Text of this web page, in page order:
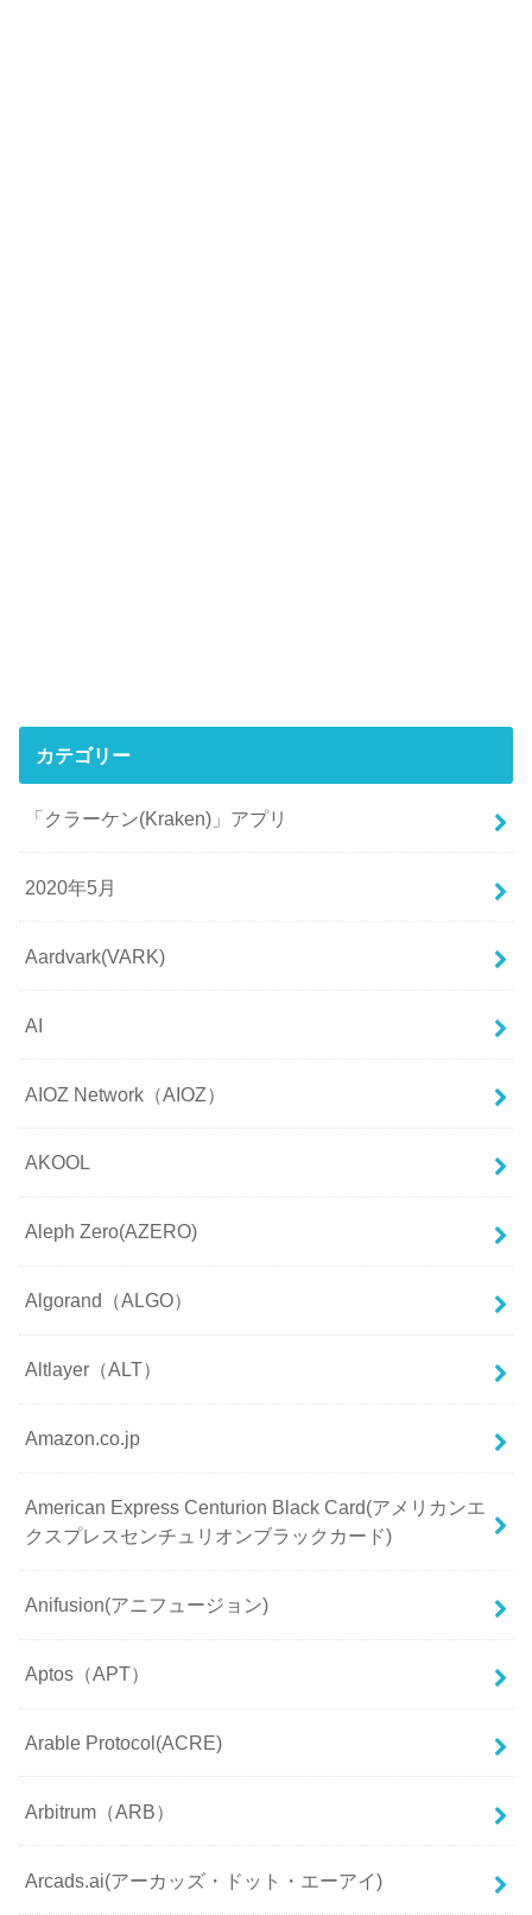
カテゴリー
「クラーケン(Kraken)」アプリ
2020年5月
Aardvark(VARK)
AI
AIOZ Network（AIOZ）
AKOOL
Aleph Zero(AZERO)
Algorand（ALGO）
Altlayer（ALT）
Amazon.co.jp
American Express Centurion Black Card(アメリカンエ
クスプレスセンチュリオンブラックカード)
Anifusion(アニフュージョン)
Aptos（APT）
Arable Protocol(ACRE)
Arbitrum（ARB）
Arcads.ai(アーカッズ・ドット・エーアイ)